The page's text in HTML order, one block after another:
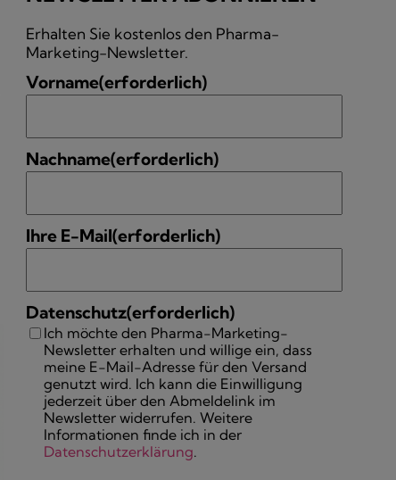
Erhalten Sie kostenlos den Pharma-
Marketing-Newsletter.
Vorname(erforderlich)
Nachname(erforderlich)
Ihre E-Mail(erforderlich)
Datenschutz(erforderlich)
Ich möchte den Pharma-Marketing-
Newsletter erhalten und willige ein, dass
meine E-Mail-Adresse für den Versand
genutzt wird. Ich kann die Einwilligung
jederzeit über den Abmeldelink im
Newsletter widerrufen. Weitere
Informationen finde ich in der
Datenschutzerklärung.